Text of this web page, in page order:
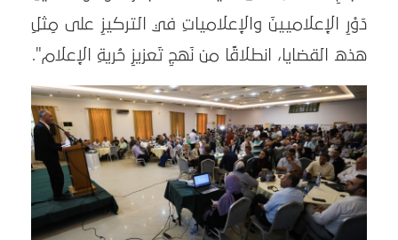
دَوْرِ الإعلاميينَ والإعلامياتِ في التركيزِ على مِثلِ
هذه القضايا، انطلاقًا من نَهجِ تَعزيزِ حُريةِ الإعلام".